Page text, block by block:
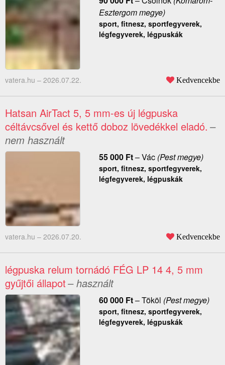
Esztergom megye)
sport, fitnesz, sportfegyverek,
légfegyverek, légpuskák
vatera.hu – 2026.07.22. Kedvencekbe
Hatsan AirTact 5, 5 mm-es új légpuska
céltávcsővel és kettő doboz lövedékkel eladó. –
nem használt
55 000 Ft–Vác(Pest megye)
sport, fitnesz, sportfegyverek,
légfegyverek, légpuskák
vatera.hu – 2026.07.20. Kedvencekbe
légpuska relum tornádó FÉG LP 14 4, 5 mm
gyűjtői állapot– használt
60 000 Ft–Tököl (Pest megye)
sport, fitnesz, sportfegyverek,
légfegyverek, légpuskák